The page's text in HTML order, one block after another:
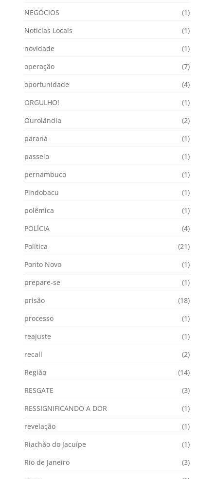
NEGÓCIOS
(1)
Notícias Locais
(1)
novidade
(1)
operação
(7)
oportunidade
(4)
ORGULHO!
(1)
Ourolândia
(2)
paraná
(1)
passeio
(1)
pernambuco
(1)
Pindobacu
(1)
polêmica
(1)
POLÍCIA
(4)
Política
(21)
Ponto Novo
(1)
prepare-se
(1)
prisão
(18)
processo
(1)
reajuste
(1)
recall
(2)
Região
(14)
RESGATE
(3)
RESSIGNIFICANDO A DOR
(1)
revelação
(1)
Riachão do Jacuípe
(1)
Rio de Janeiro
(3)